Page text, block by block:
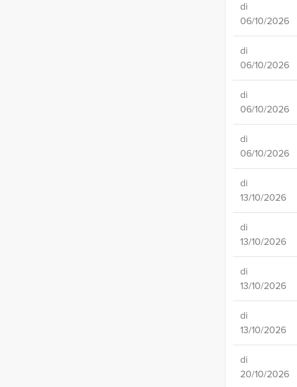
di
06/10/2026
di
06/10/2026
di
06/10/2026
di
06/10/2026
di
13/10/2026
di
13/10/2026
di
13/10/2026
di
13/10/2026
di
20/10/2026